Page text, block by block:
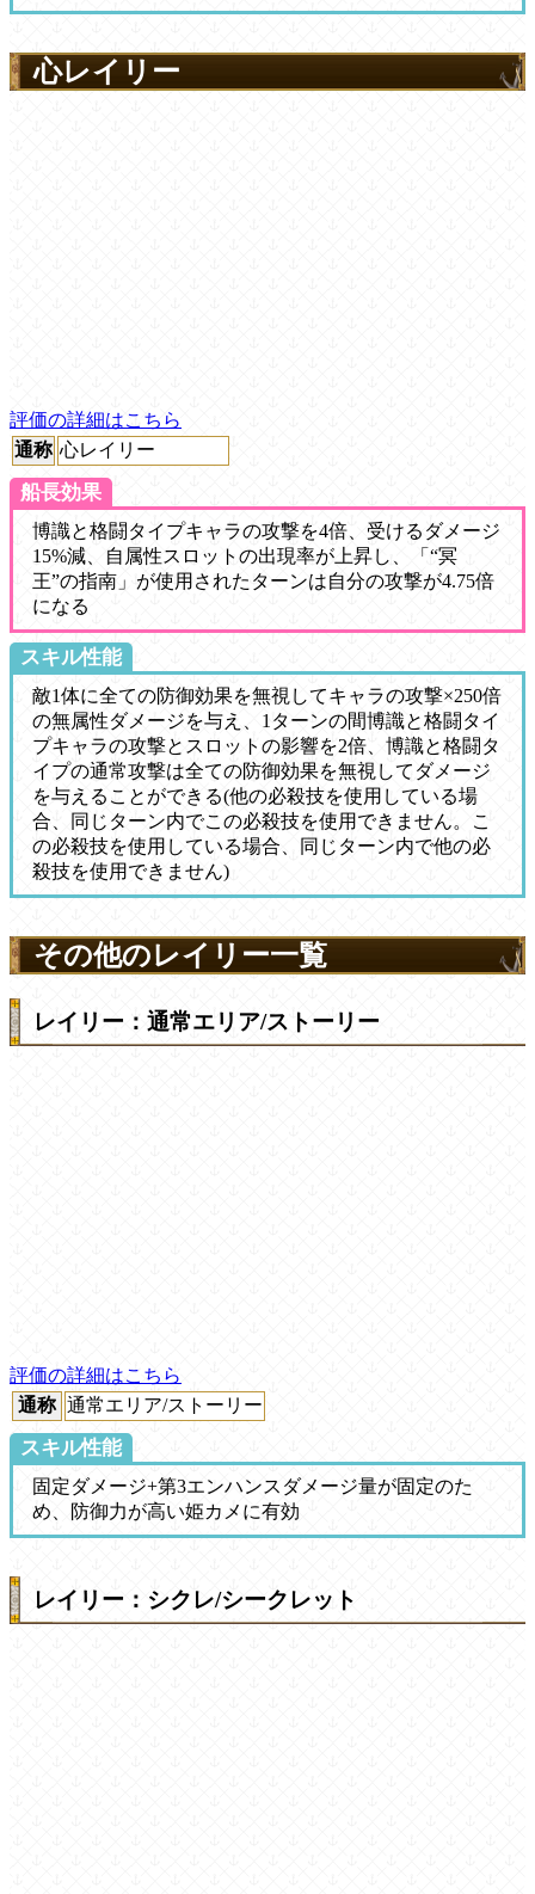
心レイリー
評価の詳細はこちら
通称 心レイリー
船長効果
博識と格闘タイプキャラの攻撃を4倍、受けるダメージ
15%減、自属性スロットの出現率が上昇し、「“冥
王”の指南」が使用されたターンは自分の攻撃が4.75倍
になる
スキル性能
敵1体に全ての防御効果を無視してキャラの攻撃×250倍
の無属性ダメージを与え、1ターンの間博識と格闘タイ
プキャラの攻撃とスロットの影響を2倍、博識と格闘タ
イプの通常攻撃は全ての防御効果を無視してダメージ
を与えることができる(他の必殺技を使用している場
合、同じターン内でこの必殺技を使用できません。こ
の必殺技を使用している場合、同じターン内で他の必
殺技を使用できません)
その他のレイリー一覧
レイリー：通常エリア/ストーリー
評価の詳細はこちら
通称 通常エリア/ストーリー
スキル性能
固定ダメージ+第3エンハンスダメージ量が固定のた
め、防御力が高い姫カメに有効
レイリー：シクレ/シークレット